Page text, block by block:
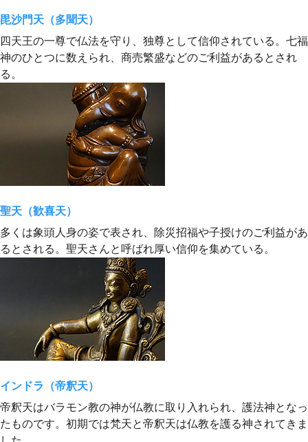
毘沙門天（多聞天）
四天王の一尊で仏法を守り、独尊として信仰されている。七福
神のひとつに数えられ、商売繁盛などのご利益があるとされ
る。
聖天（歓喜天）
多くは象頭人身の姿で表され、除災招福や子授けのご利益があ
るとされる。聖天さんと呼ばれ厚い信仰を集めている。
インドラ（帝釈天）
帝釈天はバラモン教の神が仏教に取り入れられ、護法神となっ
たものです。初期では梵天と帝釈天は仏教を護る神されてきま